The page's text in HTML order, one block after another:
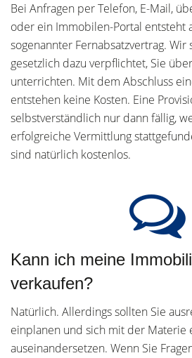
Bei Anfragen per Telefon, E-Mail,
oder ein Immobilen-Portal entsteht
sogenannter Fernabsatzvertrag. Wir
gesetzlich dazu verpflichtet, Sie
unterrichten. Mit dem Abschluss
entstehen keine Kosten. Eine
selbstverständlich nur dann fällig,
erfolgreiche Vermittlung
sind natürlich kostenlos.
Kann ich meine
verkaufen?
Natürlich. Allerdings sollten Sie
einplanen und sich mit der Materie
auseinandersetzen. Wenn Sie